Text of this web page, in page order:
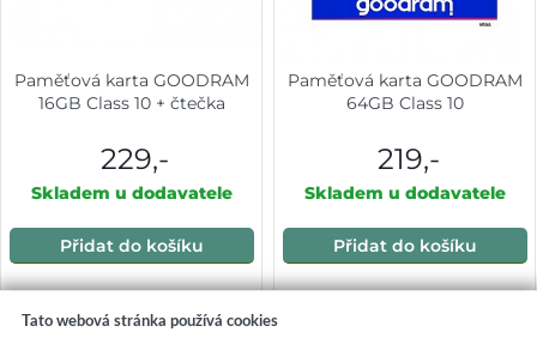
Paměťová karta GOODRAM
16GB Class 10 + čtečka
229,-
Skladem u dodavatele
Přidat do košíku
Paměťová karta GOODRAM
64GB Class 10
219,-
Skladem u dodavatele
Přidat do košíku
Tato webová stránka používá cookies